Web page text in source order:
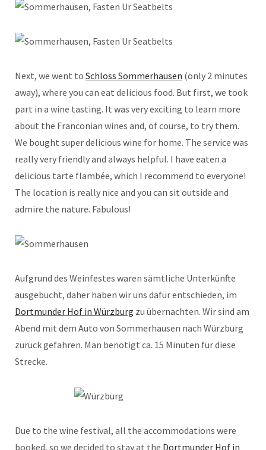
Next, we went to Schloss Sommerhausen (only 2 minutes
away), where you can eat delicious food. But first, we took
part in a wine tasting. It was very exciting to learn more
about the Franconian wines and, of course, to try them.
We bought super delicious wine for home. The service was
really very friendly and always helpful. I have eaten a
delicious tarte flambée, which I recommend to everyone!
The location is really nice and you can sit outside and
admire the nature. Fabulous!
Aufgrund des Weinfestes waren sämtliche Unterkünfte
ausgebucht, daher haben wir uns dafür entschieden, im
Dortmunder Hof in Würzburg zu übernachten. Wir sind am
Abend mit dem Auto von Sommerhausen nach Würzburg
zurück gefahren. Man benötigt ca. 15 Minuten für diese
Strecke.
Due to the wine festival, all the accommodations were
booked, so we decided to stay at the Dortmunder Hof in